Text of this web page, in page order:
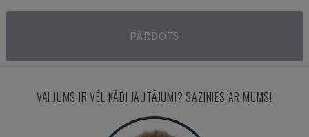
PĀRDOTS
VAI JUMS IR VĒL KĀDI JAUTĀJUMI? SAZINIES AR MUMS!